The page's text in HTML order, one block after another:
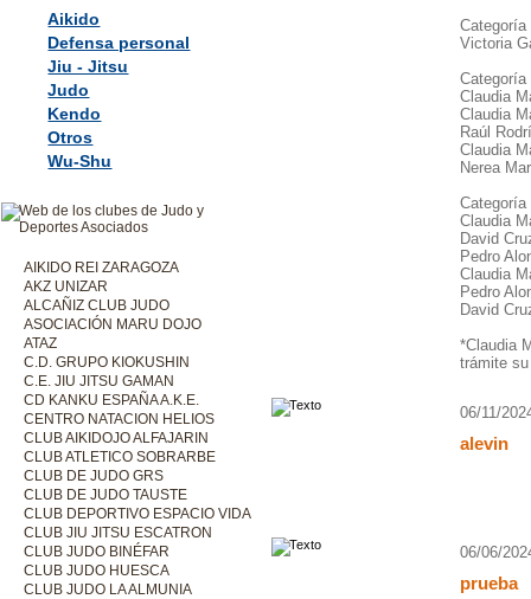
Aikido
Defensa personal
Jiu - Jitsu
Judo
Kendo
Otros
Wu-Shu
AIKIDO REI ZARAGOZA
AKZ UNIZAR
ALCAÑIZ CLUB JUDO
ASOCIACIÓN MARU DOJO
ATAZ
C.D. GRUPO KIOKUSHIN
C.E. JIU JITSU GAMAN
CD KANKU ESPAÑA A.K.E.
CENTRO NATACION HELIOS
CLUB AIKIDOJO ALFAJARIN
CLUB ATLETICO SOBRARBE
CLUB DE JUDO GRS
CLUB DE JUDO TAUSTE
CLUB DEPORTIVO ESPACIO VIDA
CLUB JIU JITSU ESCATRON
CLUB JUDO BINÉFAR
CLUB JUDO HUESCA
CLUB JUDO LA ALMUNIA
Victoria
Claudia
Claudia
Raúl
Claudia
Nerea
Claudia
David
Pedro
Claudia
Pedro
David
*Claudia
trámite
06/11/
alevin
06/06/
prueba